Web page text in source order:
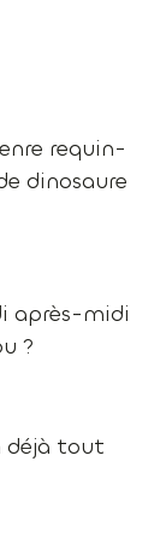
requin-
dinosaure
après-midi
?
déjà tout